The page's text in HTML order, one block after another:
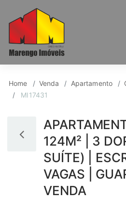
Home Venda Apartamento
MI17431
124M² | 3
SUÍTE) |
VAGAS |
VENDA